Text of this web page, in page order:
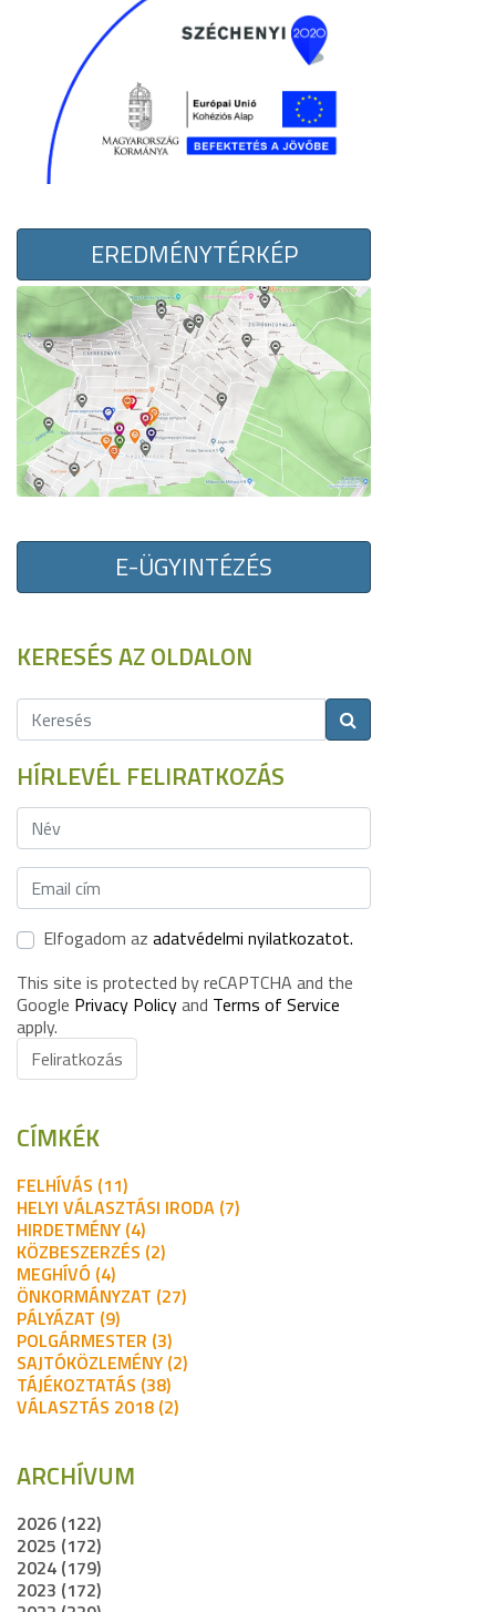
EREDMÉNYTÉRKÉP
E-ÜGYINTÉZÉS
KERESÉS AZ OLDALON
HÍRLEVÉL FELIRATKOZÁS
Elfogadom az adatvédelmi nyilatkozatot.
This site is protected by reCAPTCHA and the
Google Privacy Policyand Terms of Service
apply.
Feliratkozás
CÍMKÉK
FELHÍVÁS (11)
HELYI VÁLASZTÁSI IRODA (7)
HIRDETMÉNY (4)
KÖZBESZERZÉS (2)
MEGHÍVÓ (4)
ÖNKORMÁNYZAT (27)
PÁLYÁZAT (9)
POLGÁRMESTER (3)
SAJTÓKÖZLEMÉNY (2)
TÁJÉKOZTATÁS (38)
VÁLASZTÁS 2018 (2)
ARCHÍVUM
2026 (122)
2025 (172)
2024 (179)
2023 (172)